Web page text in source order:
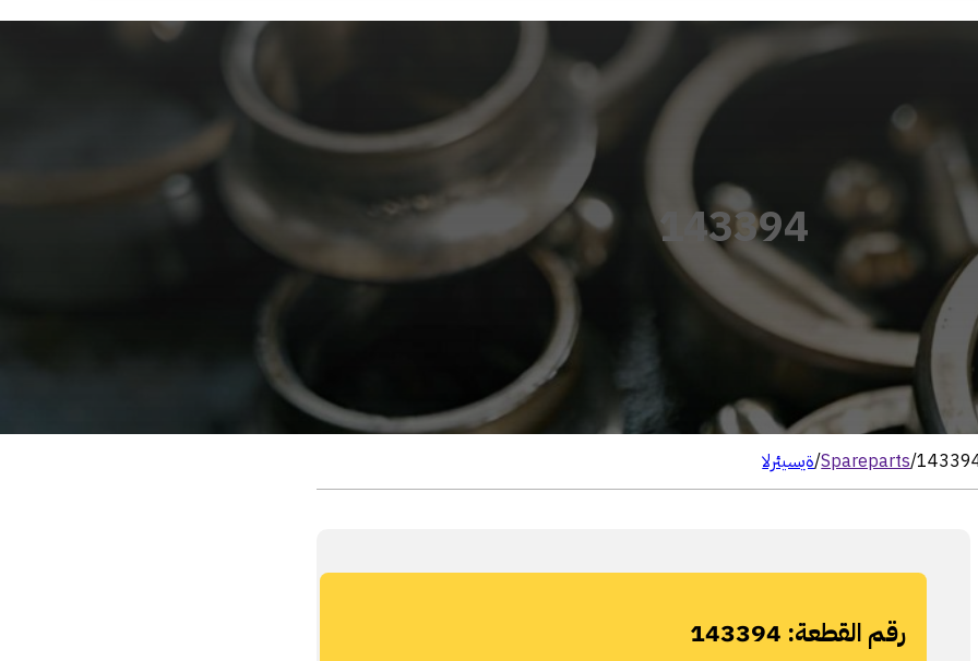
143394
الرئيسية/Spareparts/
رقم القطعة: 143394